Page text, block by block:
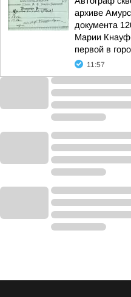
архиве
документа
Марии
первой в
11:57